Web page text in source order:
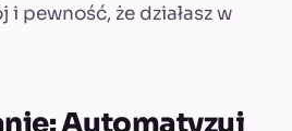
pewność, że działasz w
Automatyzuj